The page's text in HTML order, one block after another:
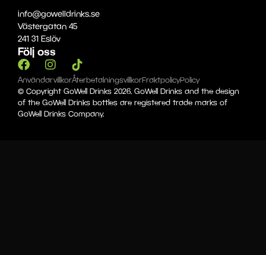
info@gowelldrinks.se
Västergatan 45
241 31 Eslöv
Följ oss
AnvändarvillkorÅterbetalningsvillkorFraktpolicyPolicy
© Copyright GoWell Drinks 2026. GoWell Drinks and the design
of the GoWell Drinks bottles are registered trade marks of
GoWell Drinks Company.